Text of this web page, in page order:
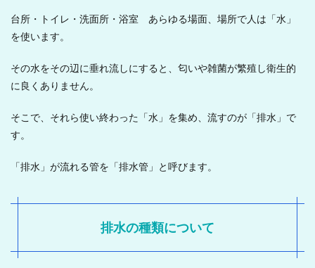
台所・トイレ・洗面所・浴室 あらゆる場面、場所で人は「水」
を使います。
その水をその辺に垂れ流しにすると、匂いや雑菌が繁殖し衛生的
に良くありません。
そこで、それら使い終わった「水」を集め、流すのが「排水」で
す。
「排水」が流れる管を「排水管」と呼びます。
排水の種類について